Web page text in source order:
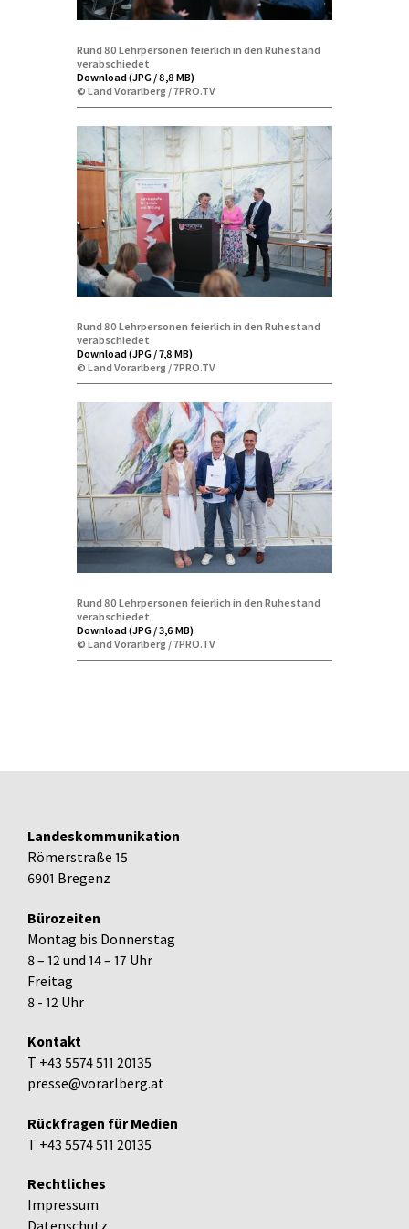
Rund 80 Lehrpersonen feierlich in den Ruhestand
verabschiedet
Download (JPG / 8,8 MB)
© Land Vorarlberg / 7PRO.TV
Rund 80 Lehrpersonen feierlich in den Ruhestand
verabschiedet
Download (JPG / 7,8 MB)
© Land Vorarlberg / 7PRO.TV
Rund 80 Lehrpersonen feierlich in den Ruhestand
verabschiedet
Download (JPG / 3,6 MB)
© Land Vorarlberg / 7PRO.TV
Landeskommunikation
Römerstraße 15
6901 Bregenz
Bürozeiten
Montag bis Donnerstag
8 – 12 und 14 – 17 Uhr
Freitag
8 - 12 Uhr
Kontakt
T +43 5574 511 20135
presse@vorarlberg.at
Rückfragen für Medien
T +43 5574 511 20135
Rechtliches
Impressum